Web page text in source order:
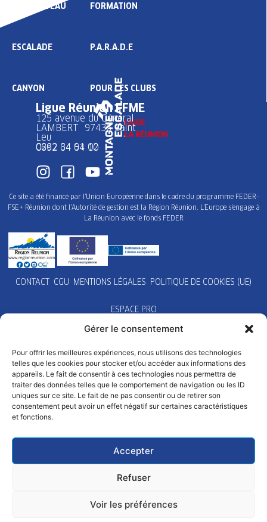
Gérer le consentement
Pour offrir les meilleures expériences, nous utilisons des technologies
telles que les cookies pour stocker et/ou accéder aux informations des
appareils. Le fait de consentir à ces technologies nous permettra de
traiter des données telles que le comportement de navigation ou les ID
uniques sur ce site. Le fait de ne pas consentir ou de retirer son
consentement peut avoir un effet négatif sur certaines caractéristiques
et fonctions.
Accepter
Refuser
Voir les préférences
HAUT NIVEAU
ESCALADE
CANYON
FORMATION
P.A.R.A.D.E
POUR LES CLUBS
Ligue Réunion FFME
125 avenue du Général
LAMBERT 97436 Saint
Leu
0262 34 91 02
0692 64 64 10
Ce site a été financé par l’Union Européenne dans le cadre du programme FEDER-
FSE+ Réunion dont l’Autorité de gestion est la Région Réunion. L’Europe s’engage à
La Réunion avec le fonds FEDER
CONTACT CGU MENTIONS LÉGALES POLITIQUE DE COOKIES (UE)
ESPACE PRO